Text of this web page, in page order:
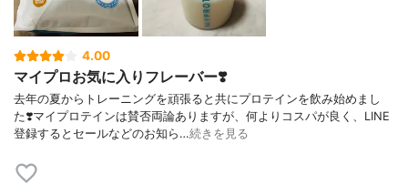
4.00
マイプロお気に入りフレーバー❣️
去年の夏からトレーニングを頑張ると共にプロテインを飲み始めまし
た❣️マイプロテインは賛否両論ありますが、何よりコスパが良く、LINE
登録するとセールなどのお知ら…続きを見る